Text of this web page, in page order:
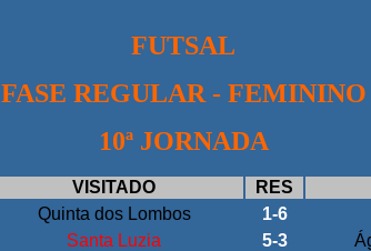
FUTSAL
FASE REGULAR - FEMININO
10ª JORNADA
VISITADO
RES
Quinta dos Lombos
1-6
Santa Luzia 5-3